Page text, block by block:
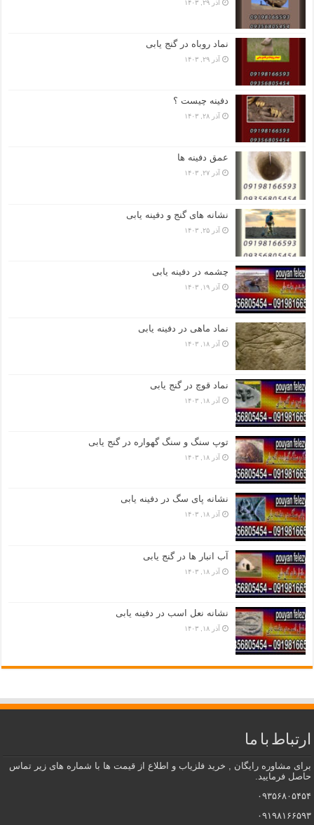
آذر ۲۹, ۱۴۰۳
نماد روباه در گنج یابی
آذر ۲۹, ۱۴۰۳
دفینه چیست ؟
آذر ۲۸, ۱۴۰۳
عمق دفینه ها
آذر ۲۷, ۱۴۰۳
نشانه های گنج و دفینه یابی
آذر ۲۵, ۱۴۰۳
چشمه در دفینه یابی
آذر ۱۹, ۱۴۰۳
نماد ماهی در دفینه یابی
آذر ۱۸, ۱۴۰۳
نماد قوچ در گنج یابی
آذر ۱۸, ۱۴۰۳
توپ سنگ و سنگ گهواره در گنج یابی
آذر ۱۸, ۱۴۰۳
نشانه پای سگ در دفینه یابی
آذر ۱۸, ۱۴۰۳
آب انبار ها در گنج یابی
آذر ۱۸, ۱۴۰۳
نشانه نعل اسب در دفینه یابی
آذر ۱۸, ۱۴۰۳
ارتباط با ما
برای مشاوره رایگان , خرید فلزیاب و اطلاع از قیمت ها با شماره های زیر تماس
حاصل فرمایید.
۰۹۳۵۶۸۰۵۴۵۴
۰۹۱۹۸۱۶۶۵۹۳